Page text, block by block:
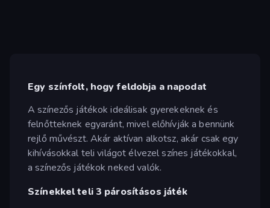
Egy színfolt, hogy feldobja a napodat
A színezős játékok ideálisak gyerekeknek és
felnőtteknek egyaránt, mivel előhívják a bennünk
rejlő művészt. Akár aktívan alkotsz, akár csak egy
kihívásokkal teli világot élvezel színes játékokkal,
a színezős játékok neked valók.
Színekkel teli 3 párosításos játék